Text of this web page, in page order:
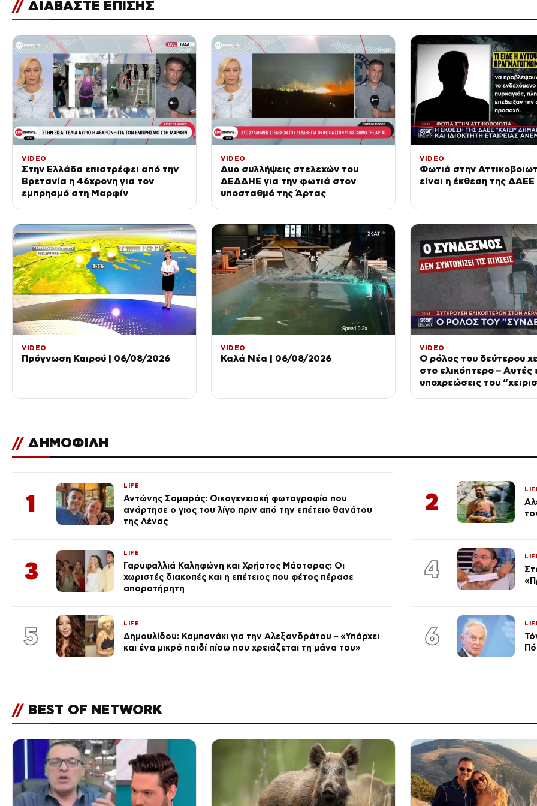
// ΔΙΑΒΑΣΤΕ ΕΠΙΣΗΣ
VIDEO
Στην Ελλάδα επιστρέφει από την
Βρετανία η 46χρονη για τον
εμπρησμό στη Μαρφίν
VIDEO
Δυο συλλήψεις στελεχών του
ΔΕΔΔΗΕ για την φωτιά στον
υποσταθμό της Άρτας
VIDEO
Φωτιά στην
είναι η έκθεση της ΔΑΕΕ
VIDEO
Πρόγνωση Καιρού | 06/08/2026
VIDEO
Καλά Νέα | 06/08/2026
VIDEO
Ο ρόλος του δεύτερου
στο ελικόπτερο – Αυτές
υποχρεώσεις του
// ΔΗΜΟΦΙΛΗ
1
LIFE
Αντώνης Σαμαράς: Οικογενειακή φωτογραφία που
ανάρτησε ο γιος του λίγο πριν από την επέτειο θανάτου
της Λένας
2
3
LIFE
Γαρυφαλλιά Καληφώνη και Χρήστος Μάστορας: Οι
χωριστές διακοπές και η επέτειος που φέτος πέρασε
απαρατήρητη
4
5 LIFE
Δημουλίδου: Καμπανάκι για την Αλεξανδράτου – «Υπάρχει
και ένα μικρό παιδί πίσω που χρειάζεται τη μάνα του»
6
// BEST OF NETWORK